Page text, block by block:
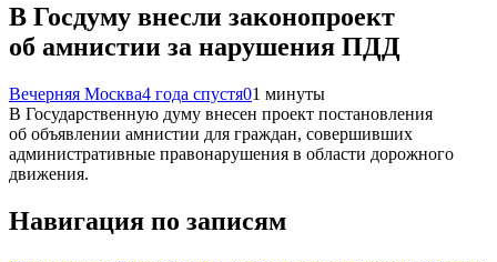
В Госдуму внесли законопроект
об амнистии за нарушения ПДД
Вечерняя Москва4 года спустя01 минуты
В Государственную думу внесен проект постановления
об объявлении амнистии для граждан, совершивших
административные правонарушения в области дорожного
движения.
Навигация по записям